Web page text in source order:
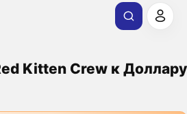
Kitten Crew к Доллару